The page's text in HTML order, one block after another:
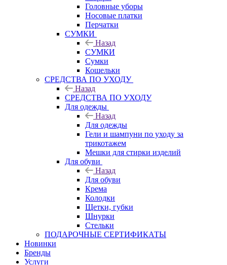
Головные уборы
Носовые платки
Перчатки
СУМКИ
Назад
СУМКИ
Сумки
Кошельки
CРЕДСТВА ПО УХОДУ
Назад
CРЕДСТВА ПО УХОДУ
Для одежды
Назад
Для одежды
Гели и шампуни по уходу за
трикотажем
Мешки для стирки изделий
Для обуви
Назад
Для обуви
Крема
Колодки
Щетки, губки
Шнурки
Стельки
ПОДАРОЧНЫЕ СЕРТИФИКАТЫ
Новинки
Бренды
Услуги